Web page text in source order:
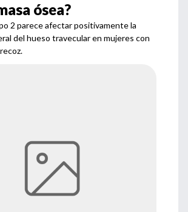
ósea?
2 parece afectar positivamente la
del hueso travecular en mujeres con